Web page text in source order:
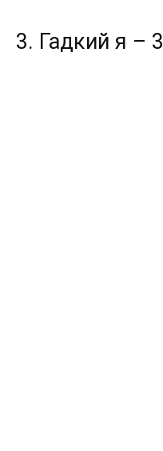
3. Гадкий я – 3